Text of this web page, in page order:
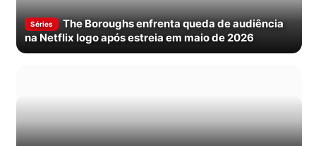
Séries
The Boroughs enfrenta queda de audiência
na Netflix logo após estreia em maio de 2026